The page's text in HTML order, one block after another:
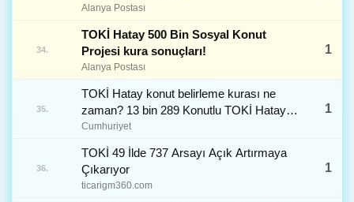
Alanya Postası
34.
TOKİ Hatay 500 Bin Sosyal Konut
Projesi kura sonuçları!
Alanya Postası
1
35.
TOKİ Hatay konut belirleme kurası ne
zaman? 13 bin 289 Konutlu TOKİ Hatay
konut kura sonuçları ne zaman
açıklanacak?
Cumhuriyet
1
36.
TOKİ 49 İlde 737 Arsayı Açık Artırmaya
Çıkarıyor
ticarigm360.com
1